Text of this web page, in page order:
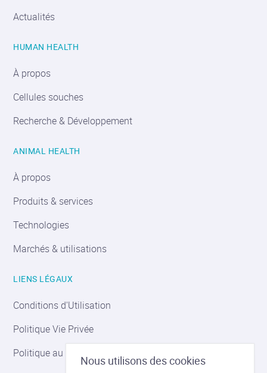
Actualités
HUMAN HEALTH
À propos
Cellules souches
Recherche & Développement
ANIMAL HEALTH
À propos
Produits & services
Technologies
Marchés & utilisations
LIENS LÉGAUX
Conditions d'Utilisation
Politique Vie Privée
Politique au sujet des Cookies
Nous utilisons des cookies